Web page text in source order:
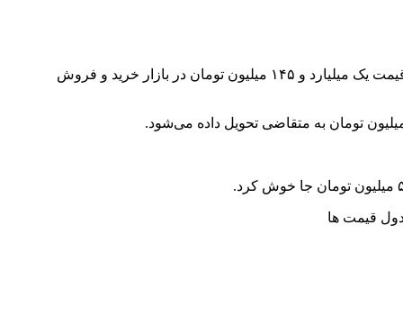
X۳۳ کراس (اتوماتیک) از دسته محصولات اتومات شرکت مدیران خودرو محسوب می‌شود که امروز هشت میلیون تومان گران‌تر شده و به قیمت یک میلیارد و ۱۴۵ میلیون تومان در بازار خرید و فروش